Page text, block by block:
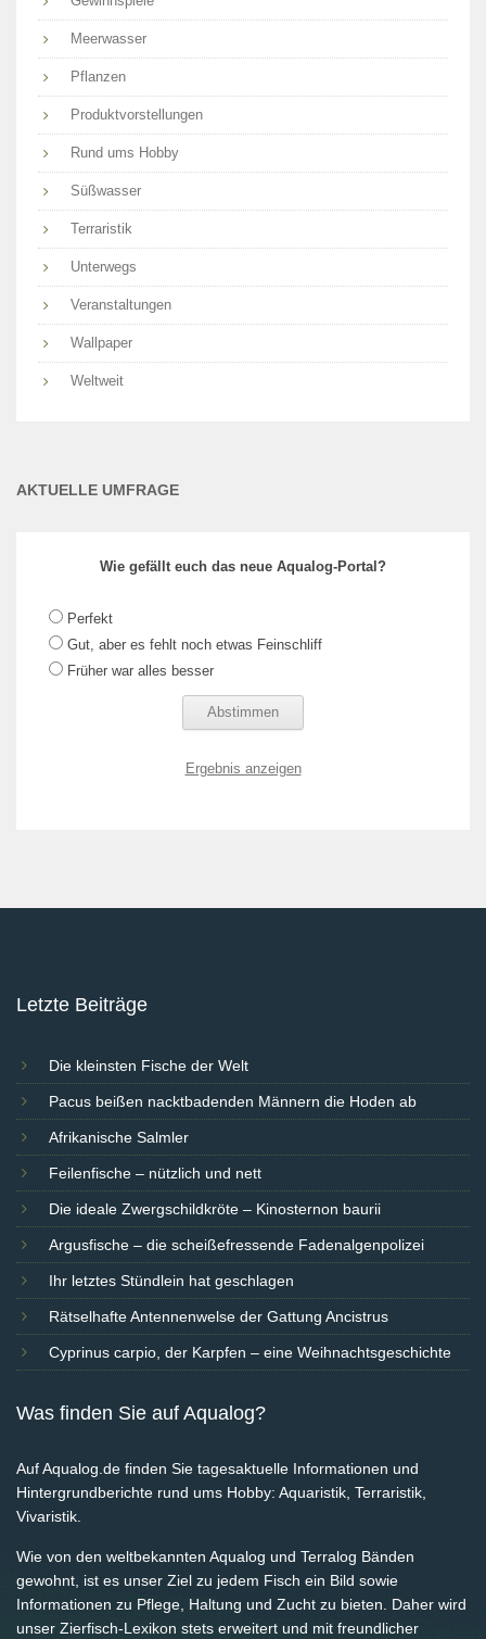
Meerwasser
Pflanzen
Produktvorstellungen
Rund ums Hobby
Süßwasser
Terraristik
Unterwegs
Veranstaltungen
Wallpaper
Weltweit
AKTUELLE UMFRAGE
Wie gefällt euch das neue Aqualog-Portal?
Perfekt
Gut, aber es fehlt noch etwas Feinschliff
Früher war alles besser
Ergebnis anzeigen
Letzte Beiträge
Die kleinsten Fische der Welt
Pacus beißen nacktbadenden Männern die Hoden ab
Afrikanische Salmler
Feilenfische – nützlich und nett
Die ideale Zwergschildkröte – Kinosternon baurii
Argusfische – die scheißefressende Fadenalgenpolizei
Ihr letztes Stündlein hat geschlagen
Rätselhafte Antennenwelse der Gattung Ancistrus
Cyprinus carpio, der Karpfen – eine Weihnachtsgeschichte
Was finden Sie auf Aqualog?
Auf Aqualog.de finden Sie tagesaktuelle Informationen und
Hintergrundberichte rund ums Hobby: Aquaristik, Terraristik,
Vivaristik.
Wie von den weltbekannten Aqualog und Terralog Bänden
gewohnt, ist es unser Ziel zu jedem Fisch ein Bild sowie
Informationen zu Pflege, Haltung und Zucht zu bieten. Daher wird
unser Zierfisch-Lexikon stets erweitert und mit freundlicher